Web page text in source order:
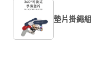
墊片掛繩組